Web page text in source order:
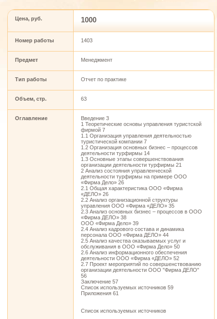
Цена, руб. 1000
Номер работы 1403
Предмет Менеджмент
Тип работы Отчет по практике
Объем, стр. 63
Оглавление
Введение 3
1 Теоретические основы управления туристской
фирмой 7
1.1 Организация управления деятельностью
туристической компании 7
1.2 Организация основных бизнес – процессов
деятельности турфирмы 14
1.3 Основные этапы совершенствования
организации деятельности турфирмы 21
2 Анализ состояния управленческой
деятельности турфирмы на примере ООО
«Фирма Дело» 26
2.1 Общая характеристика ООО «Фирма
«ДЕЛО» 26
2.2 Анализ организационной структуры
управления ООО «Фирма «ДЕЛО» 35
2.3 Анализ основных бизнес – процессов в ООО
«Фирма ДЕЛО» 38
ООО «Фирма Дело» 39
2.4 Анализ кадрового состава и динамика
персонала ООО «Фирма ДЕЛО» 44
2.5 Анализ качества оказываемых услуг и
обслуживания в ООО «Фирма Дело» 50
2.6 Анализ информационного обеспечения
деятельности ООО «Фирма «ДЕЛО» 52
2.7 Проект мероприятий по совершенствованию
организации деятельности ООО "Фирма ДЕЛО"
56
Заключение 57
Список используемых источников 59
Приложения 61
Список используемых источников